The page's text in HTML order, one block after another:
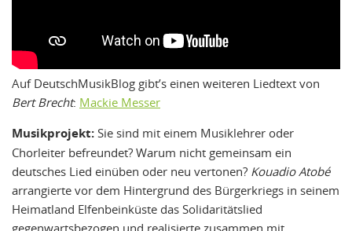
Auf DeutschMusikBlog gibt’s einen weiteren Liedtext von
Bert Brecht: Mackie Messer
Musikprojekt: Sie sind mit einem Musiklehrer oder
Chorleiter befreundet? Warum nicht gemeinsam ein
deutsches Lied einüben oder neu vertonen? Kouadio Atobé
arrangierte vor dem Hintergrund des Bürgerkriegs in seinem
Heimatland Elfenbeinküste das Solidaritätslied
gegenwartsbezogen und realisierte zusammen mit